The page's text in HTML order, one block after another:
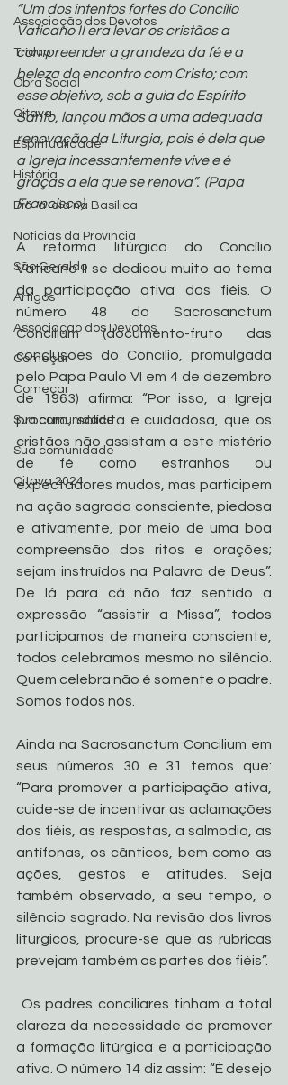
Associação dos Devotos
Tríduo
Obra Social
Oitava
Espiritualidade
História
Dia-a-dia na Basílica
Noticias da Província
São Geraldo
Artigos
Associação dos Devotos
Começar
Começar
Sua comunidade
Sua comunidade
Oitava 2024
“Um dos intentos fortes do Concílio
Vaticano II era levar os cristãos a
compreender a grandeza da fé e a
beleza do encontro com Cristo; com
esse objetivo, sob a guia do Espírito
Santo, lançou mãos a uma adequada
renovação da Liturgia, pois é dela que
a Igreja incessantemente vive e é
graças a ela que se renova”.  (Papa
Francisco)
A reforma litúrgica do Concílio
Vaticano II se dedicou muito ao tema
da participação ativa dos fiéis. O
número 48 da Sacrosanctum
Concilium (documento-fruto das
conclusões do Concílio, promulgada
pelo Papa Paulo VI em 4 de dezembro
de 1963) afirma: “Por isso, a Igreja
procura, solícita e cuidadosa, que os
cristãos não assistam a este mistério
de fé como estranhos ou
expectadores mudos, mas participem
na ação sagrada consciente, piedosa
e ativamente, por meio de uma boa
compreensão dos ritos e orações;
sejam instruídos na Palavra de Deus”.
De lá para cá não faz sentido a
expressão “assistir a Missa”, todos
participamos de maneira consciente,
todos celebramos mesmo no silêncio.
Quem celebra não é somente o padre.
Somos todos nós.
Ainda na Sacrosanctum Concilium em
seus números 30 e 31 temos que:
“Para promover a participação ativa,
cuide-se de incentivar as aclamações
dos fiéis, as respostas, a salmodia, as
antífonas, os cânticos, bem como as
ações, gestos e atitudes. Seja
também observado, a seu tempo, o
silêncio sagrado. Na revisão dos livros
litúrgicos, procure-se que as rubricas
prevejam também as partes dos fiéis”.
clareza da necessidade de promover
a formação litúrgica e a participação
ativa. O número 14 diz assim: “É desejo